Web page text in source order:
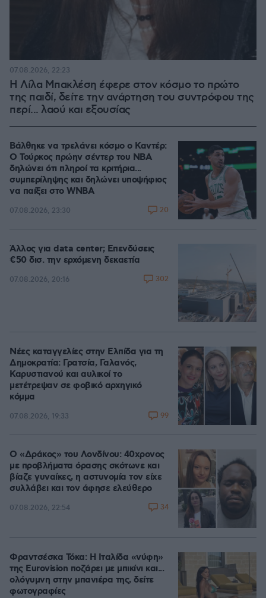
Η Λίλα Μπακλέση έφερε στον κόσμο το πρώτο
της παιδί, δείτε την ανάρτηση του συντρόφου της
περί... λαού και εξουσίας
07.08.2026, 22:23
Βάλθηκε να τρελάνει κόσμο ο Καντέρ:
Ο Τούρκος πρώην σέντερ του NBA
δηλώνει ότι πληροί τα κριτήρια...
συμπερίληψης και δηλώνει υποψήφιος
να παίξει στο WNBA
07.08.2026, 23:30 20
Άλλος για data center; Επενδύσεις
€50 δισ. την ερχόμενη δεκαετία
07.08.2026, 20:16 302
Νέες καταγγελίες στην Ελπίδα για τη
Δημοκρατία: Γρατσία, Γαλανός,
Καρυστιανού και αυλικοί το
μετέτρεψαν σε φοβικό αρχηγικό
κόμμα
07.08.2026, 19:33 99
Ο «Δράκος» του Λονδίνου: 40χρονος
με προβλήματα όρασης σκότωνε και
βίαζε γυναίκες, η αστυνομία τον είχε
συλλάβει και τον άφησε ελεύθερο
07.08.2026, 22:54 34
Φραντσέσκα Τόκα: Η Ιταλίδα «νύφη»
της Eurovision ποζάρει με μπικίνι και...
ολόγυμνη στην μπανιέρα της, δείτε
φωτογραφίες